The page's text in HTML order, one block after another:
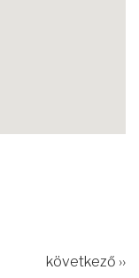
következő ››